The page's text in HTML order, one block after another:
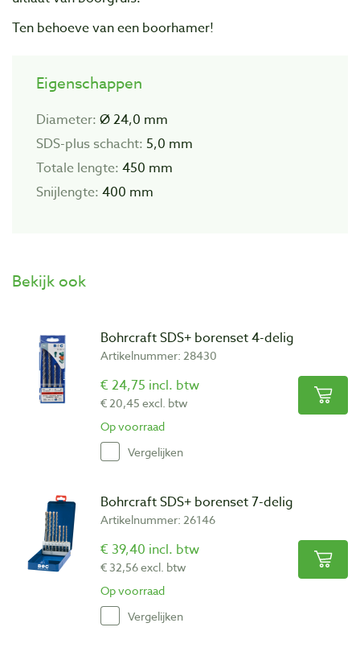
Ten behoeve van een boorhamer!
Eigenschappen
Diameter: Ø 24,0 mm
SDS-plus schacht: 5,0 mm
Totale lengte: 450 mm
Snijlengte: 400 mm
Bekijk ook
Bohrcraft SDS+ borenset 4-delig
Artikelnummer: 28430
€ 24,75 incl. btw
€ 20,45 excl. btw
Op voorraad
Vergelijken
Bohrcraft SDS+ borenset 7-delig
Artikelnummer: 26146
€ 39,40 incl. btw
€ 32,56 excl. btw
Op voorraad
Vergelijken